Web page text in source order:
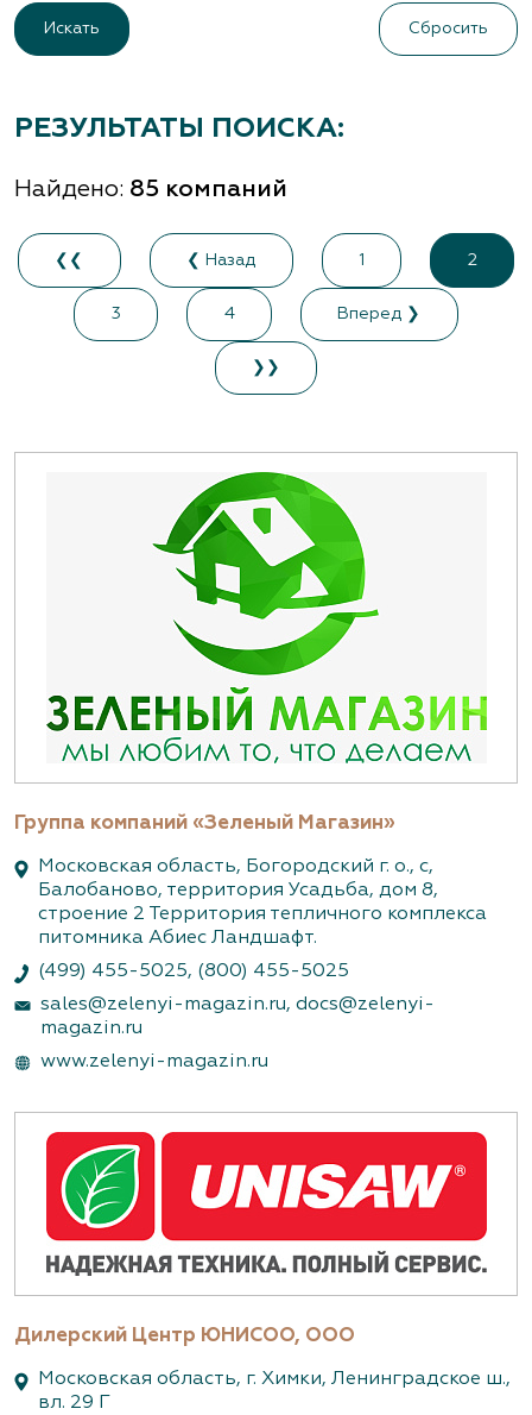
Сбросить
РЕЗУЛЬТАТЫ ПОИСКА:
Найдено: 85 компаний
❮❮ ❮ Назад 1 2
3 4 Вперед ❯
❯❯
Группа компаний «Зеленый Магазин»
Московская область, Богородский г. о., с,
Балобаново, территория Усадьба, дом 8,
строение 2 Территория тепличного комплекса
питомника Абиес Ландшафт.
(499) 455-5025, (800) 455-5025
sales@zelenyi-magazin.ru, docs@zelenyi-
magazin.ru
www.zelenyi-magazin.ru
Дилерский Центр ЮНИСОО, ООО
Московская область, г. Химки, Ленинградское ш.,
вл. 29 Г